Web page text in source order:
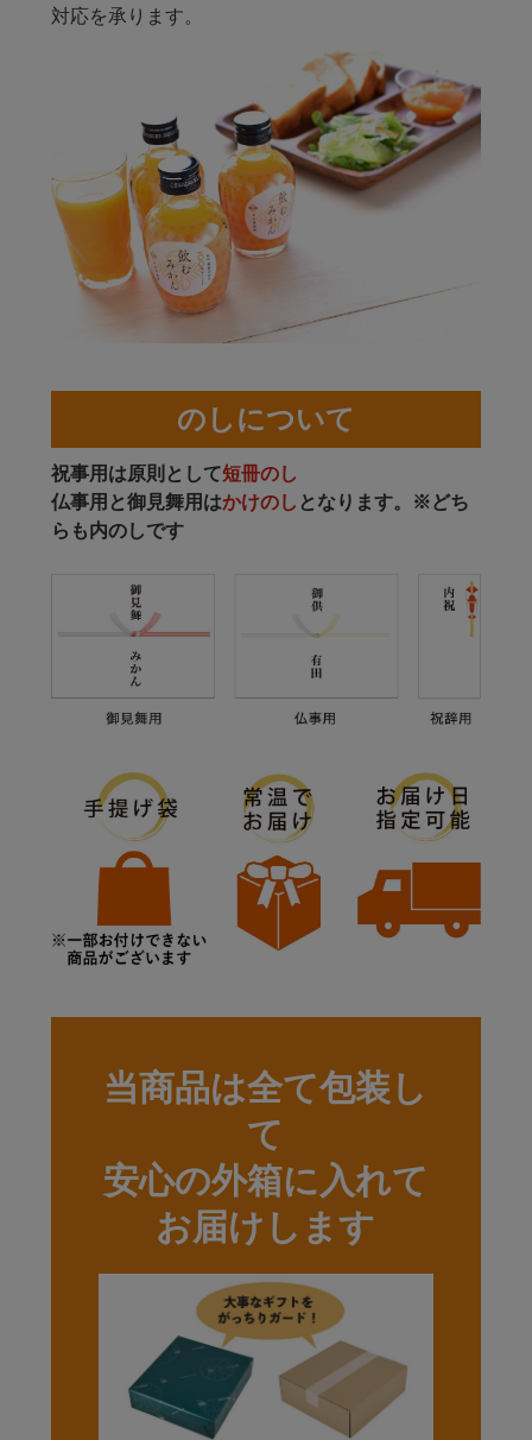
対応を承ります。
のしについて
祝事用は原則として短冊のし
仏事用と御見舞用はかけのし となります。※どち
らも内のしです
当商品は全て包装し
て
安心の外箱に入れて
お届けします